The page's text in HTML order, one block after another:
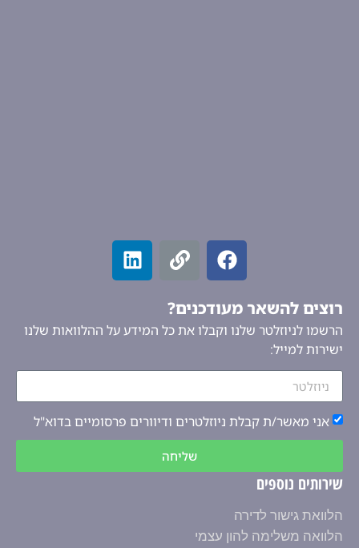
רוצים להשאר מעודכנים?
הרשמו לניוזלטר שלנו וקבלו את כל המידע על ההלוואות שלנו
ישירות למייל:
אני מאשר/ת קבלת ניוזלטרים ודיוורים פרסומיים בדוא"ל
שליחה
שירותים נוספים
הלוואת גישור לדירה
הלוואה משלימה להון עצמי